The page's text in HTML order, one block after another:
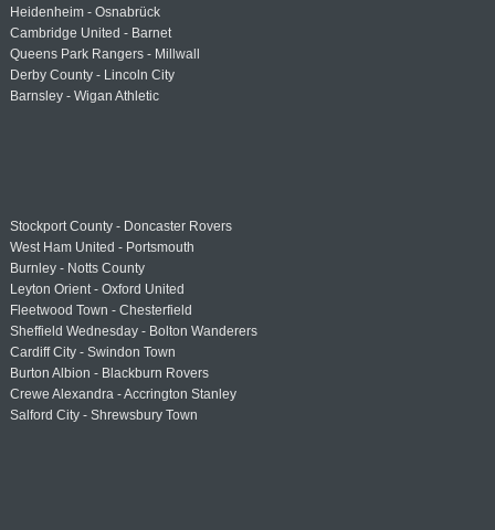
Heidenheim - Osnabrück
Cambridge United - Barnet
Queens Park Rangers - Millwall
Derby County - Lincoln City
Barnsley - Wigan Athletic
Stockport County - Doncaster Rovers
West Ham United - Portsmouth
Burnley - Notts County
Leyton Orient - Oxford United
Fleetwood Town - Chesterfield
Sheffield Wednesday - Bolton Wanderers
Cardiff City - Swindon Town
Burton Albion - Blackburn Rovers
Crewe Alexandra - Accrington Stanley
Salford City - Shrewsbury Town